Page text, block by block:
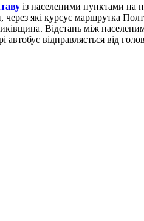
із населеними пунктами на
через які курсує маршрутка
Відстань між
відправляється від